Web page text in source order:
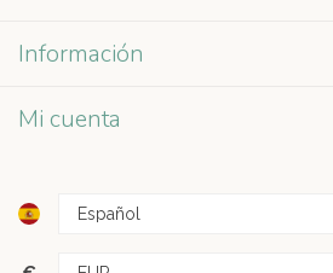
Información
Mi cuenta